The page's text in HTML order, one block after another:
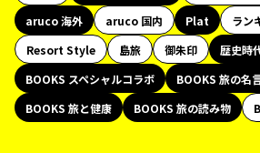
aruco 海外
aruco 国内 Plat
ラン
Resort Style
島旅 御朱印 歴史時
BOOKS スペシャルコラボ
BOOKS 旅の名
BOOKS 旅と健康
BOOKS 旅の読み物